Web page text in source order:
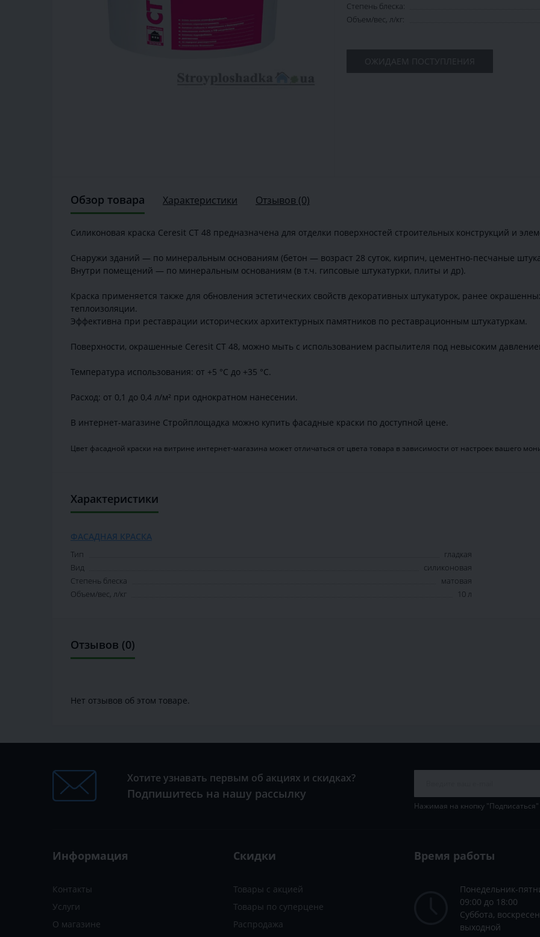
Степень блеска:
Объем/вес, л/кг:
ОЖИДАЕМ ПОСТУПЛЕНИЯ
Обзор товара Характеристики Отзывов (0)
Силиконовая краска Ceresit СТ 48 предназначена для отделки поверхностей строительных конструкций и
Снаружи зданий — по минеральным основаниям (бетон — возраст 28 суток, кирпич, цементно-песчаные
Внутри помещений — по минеральным основаниям (в т.ч. гипсовые штукатурки, плиты и др).
Краска применяется также для обновления эстетических свойств декоративных штукатурок, ранее
теплоизоляции.
Эффективна при реставрации исторических архитектурных памятников по реставрационным штукатуркам.
Поверхности, окрашенные Ceresit СТ 48, можно мыть с использованием распылителя под невысоким
Температура использования: от +5 °C до +35 °C.
Расход: от 0,1 до 0,4 л/м² при однократном нанесении.
В интернет-магазине Стройплощадка можно купить фасадные краски по доступной цене.
Цвет фасадной краски на витрине интернет-магазина может отличаться от цвета товара в зависимости от настроек вашего
Характеристики
ФАСАДНАЯ КРАСКА
Тип
гладкая
Вид
силиконовая
Степень блеска
матовая
Объем/вес, л/кг
10 л
Отзывов (0)
Нет отзывов об этом товаре.
Хотите узнавать первым об акциях и скидках?
Подпишитесь на нашу рассылку
Нажимая на кнопку
Информация
Контакты
Услуги
О магазине
Скидки
Товары с акцией
Товары по суперцене
Распродажа
Время работы
Понедельник-
09:00 до 18:00
Суббота,
выходной